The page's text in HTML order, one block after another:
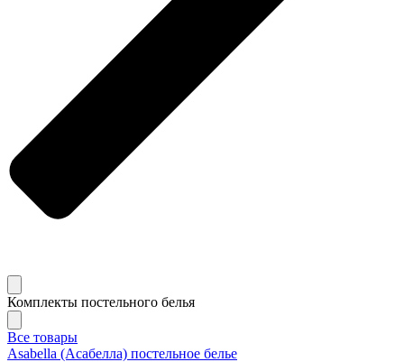
Комплекты постельного белья
Все товары
Asabella (Асабелла) постельное белье